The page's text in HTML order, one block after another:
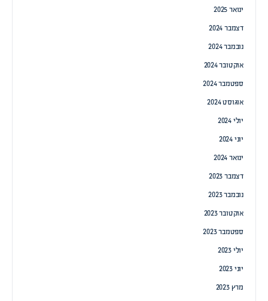
ינואר 2025
דצמבר 2024
נובמבר 2024
אוקטובר 2024
ספטמבר 2024
אוגוסט 2024
יולי 2024
יוני 2024
ינואר 2024
דצמבר 2023
נובמבר 2023
אוקטובר 2023
ספטמבר 2023
יולי 2023
יוני 2023
מרץ 2023